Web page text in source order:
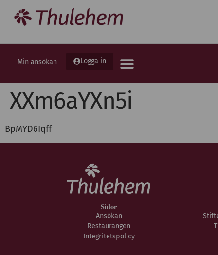
Min ansökan Logga in
XXm6aYXn5i
BpMYD6Iqff
Sidor
Ansökan
Restaurangen
Integritetspolicy